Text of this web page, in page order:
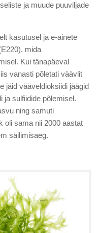
ja muude puuviljade
kasutusel ja e-ainete
mida
Kui tänapäeval
vanasti põletati väävlit
jäid vääveldioksiidi jäägid
ja sulfiidide põlemisel.
ning samuti
oli sama nii 2000 aastat
säilimisaeg.